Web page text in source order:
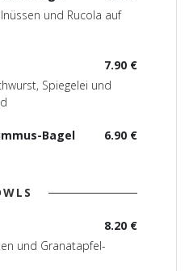
und Rucola auf
7.90 €
Spiegelei und
6.90 €
Bagel
8.20 €
und Granatapfel-